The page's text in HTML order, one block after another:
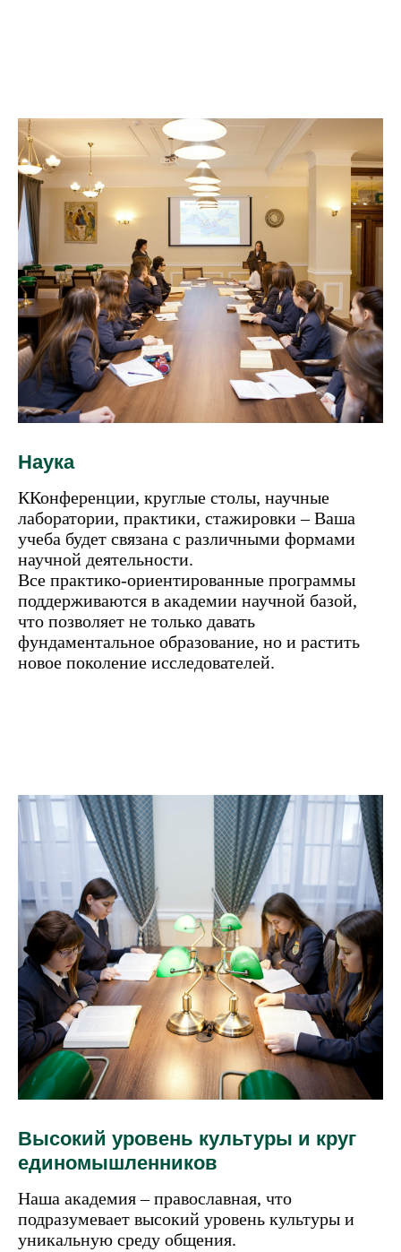
Наука
ККонференции, круглые столы, научные
лаборатории, практики, стажировки – Ваша
учеба будет связана с различными формами
научной деятельности.
Все практико-ориентированные программы
поддерживаются в академии научной базой,
что позволяет не только давать
фундаментальное образование, но и растить
Высокий уровень культуры и круг
единомышленников
Наша академия – православная, что
подразумевает высокий уровень культуры и